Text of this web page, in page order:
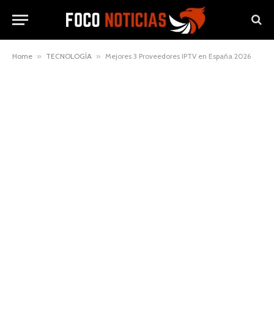
Home » TECNOLOGÍA » Mejores 3 Proveedores IPTV en España 2026